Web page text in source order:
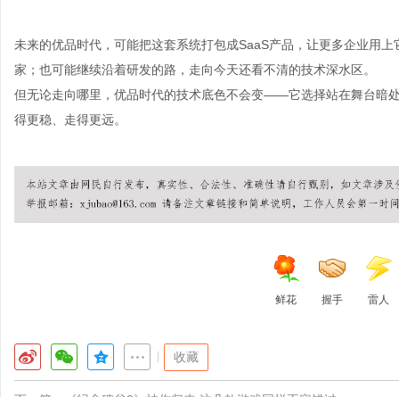
未来的优品时代，可能把这套系统打包成SaaS产品，让更多企业用
家；也可能继续沿着研发的路，走向今天还看不清的技术深水区。
但无论走向哪里，优品时代的技术底色不会变——它选择站在舞台暗
得更稳、走得更远。
鲜花 握手 雷人
收藏